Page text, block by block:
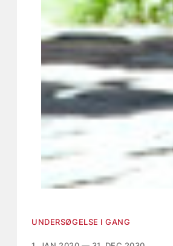
UNDERSØGELSE I GANG